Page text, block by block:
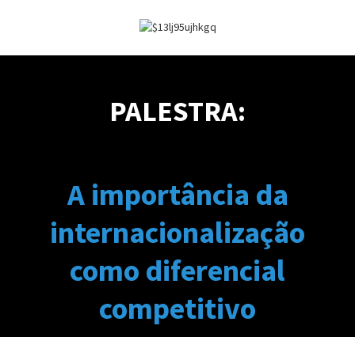
PALESTRA:
A importância da
internacionalização
como diferencial
competitivo